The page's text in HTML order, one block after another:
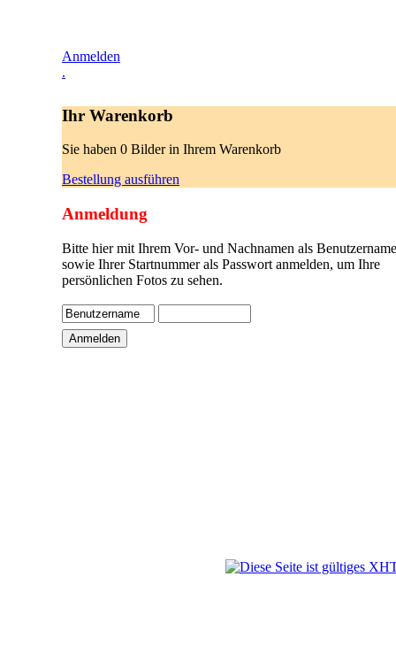
Anmelden
.
Ihr Warenkorb
Sie haben 0 Bilder in Ihrem Warenkorb
Bestellung ausführen
Anmeldung
Bitte hier mit Ihrem Vor- und Nachnamen als
sowie Ihrer Startnummer als Passwort anmelden, um Ihre
persönlichen Fotos zu sehen.